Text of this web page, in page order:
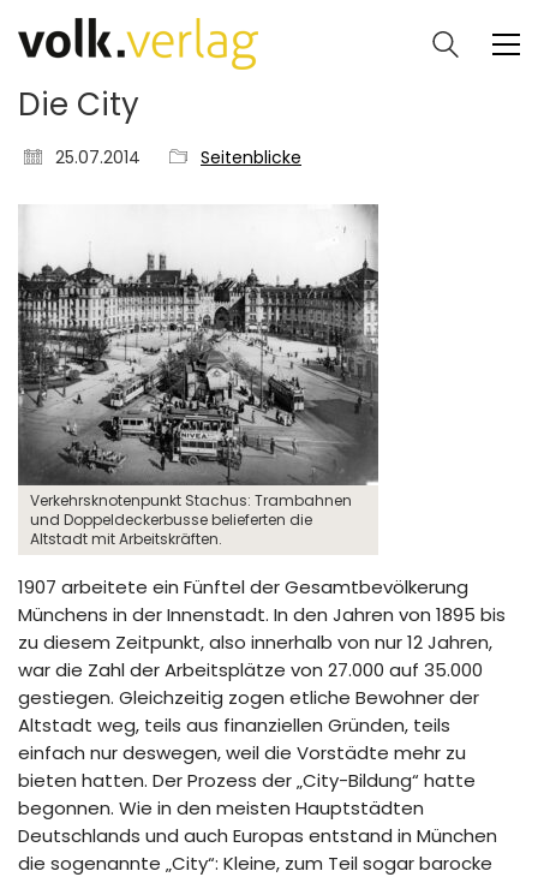
Die City
25.07.2014 Seitenblicke
Verkehrsknotenpunkt Stachus: Trambahnen
und Doppeldeckerbusse belieferten die
Altstadt mit Arbeitskräften.
1907 arbeitete ein Fünftel der Gesamtbevölkerung
Münchens in der Innenstadt. In den Jahren von 1895 bis
zu diesem Zeitpunkt, also innerhalb von nur 12 Jahren,
war die Zahl der Arbeitsplätze von 27.000 auf 35.000
gestiegen. Gleichzeitig zogen etliche Bewohner der
Altstadt weg, teils aus finanziellen Gründen, teils
einfach nur deswegen, weil die Vorstädte mehr zu
bieten hatten. Der Prozess der „City-Bildung“ hatte
begonnen. Wie in den meisten Hauptstädten
Deutschlands und auch Europas entstand in München
die sogenannte „City“: Kleine, zum Teil sogar barocke